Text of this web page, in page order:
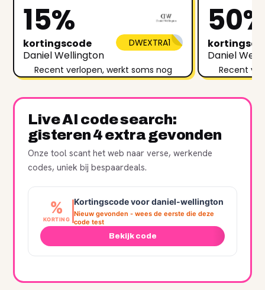
15%
kortingscode
Daniel Wellington
DWEXTRA1
Recent verlopen, werkt soms nog
Daniel
Recent
Live AI code search:
gisteren 4 extra gevonden
Onze tool scant het web naar verse, werkende
codes, uniek bij bespaardeals.
%
KORTING
Kortingscode voor daniel-wellington
Nieuw gevonden - wees de eerste die deze
code test
Bekijk code